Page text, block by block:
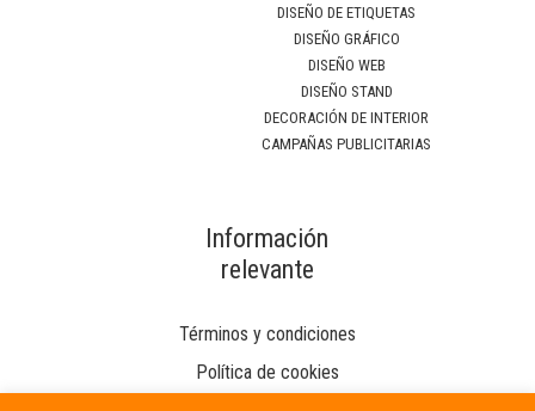
DISEÑO DE ETIQUETAS
DISEÑO GRÁFICO
DISEÑO WEB
DISEÑO STAND
DECORACIÓN DE INTERIOR
CAMPAÑAS PUBLICITARIAS
Información
relevante
Términos y condiciones
Política de cookies